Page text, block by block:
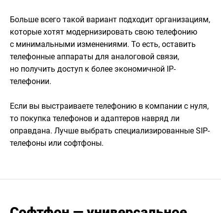
Больше всего такой вариант подходит организациям,
которые хотят модернизировать свою телефонию
с минимальными изменениями. То есть, оставить
телефонные аппараты для аналоговой связи,
но получить доступ к более экономичной IP-
телефонии.
Если вы выстраиваете телефонию в компании с нуля,
то покупка телефонов и адаптеров навряд ли
оправдана. Лучше выбрать специализированные SIP-
телефоны или софтфоны.